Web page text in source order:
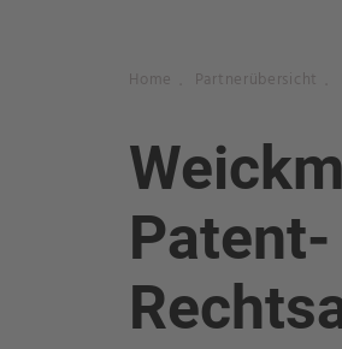
Home Partnerübersicht
Patent-